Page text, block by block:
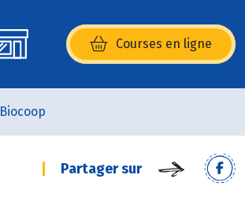
Courses en ligne
(s’ouvre dans une nouvelle
Biocoop
Partager sur